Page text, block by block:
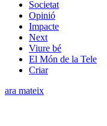
Societat
Opinió
Impacte
Next
Viure bé
El Món de la Tele
Criar
ara mateix